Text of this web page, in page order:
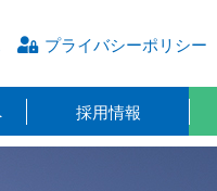
プライバシーポリシー
採用情報